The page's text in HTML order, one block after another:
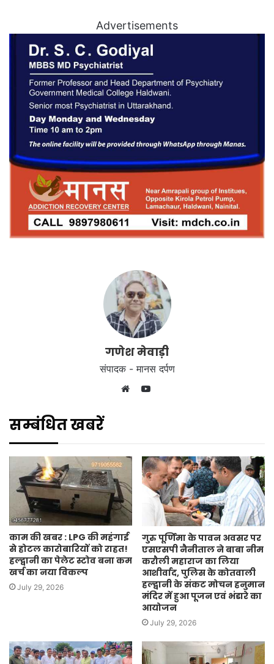
Advertisements
गणेश मेवाड़ी
संपादक - मानस दर्पण
YouTube
सम्बंधित खबरें
काम की खबर : LPG की महंगाई
से होटल कारोबारियों को राहत!
हल्द्वानी का पेलेट स्टोव बना कम
खर्च का नया विकल्प
July 29, 2026
गुरु पूर्णिमा के पावन अवसर पर
एसएसपी नैनीताल ने बाबा नीम
करौली महाराज का लिया
आशीर्वाद, पुलिस के कोतवाली
हल्द्वानी के संकट मोचन हनुमान
मंदिर में हुआ पूजन एवं भंडारे का
आयोजन
July 29, 2026